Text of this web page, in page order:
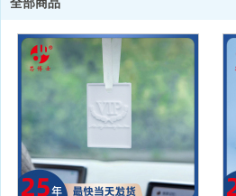
全部商品